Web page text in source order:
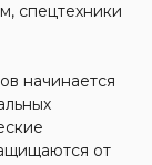
спецтехники
начинается
от